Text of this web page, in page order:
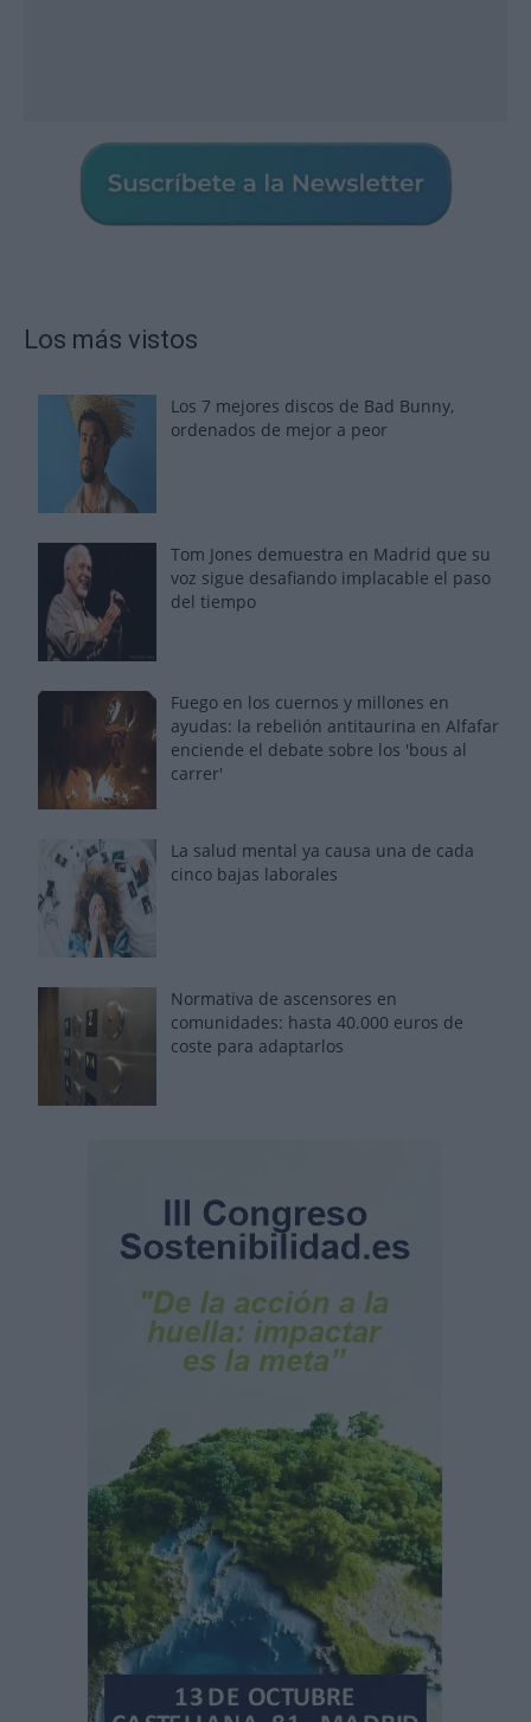
Los más vistos
Los 7 mejores discos de Bad Bunny,
ordenados de mejor a peor
Tom Jones demuestra en Madrid que su
voz sigue desafiando implacable el paso
del tiempo
Fuego en los cuernos y millones en
ayudas: la rebelión antitaurina en Alfafar
enciende el debate sobre los 'bous al
carrer'
La salud mental ya causa una de cada
cinco bajas laborales
Normativa de ascensores en
comunidades: hasta 40.000 euros de
coste para adaptarlos